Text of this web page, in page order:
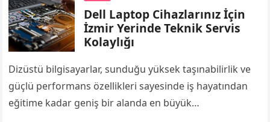
Dell Laptop Cihazlarınız İçin
İzmir Yerinde Teknik Servis
Kolaylığı
Dizüstü bilgisayarlar, sunduğu yüksek taşınabilirlik ve
güçlü performans özellikleri sayesinde iş hayatından
eğitime kadar geniş bir alanda en büyük